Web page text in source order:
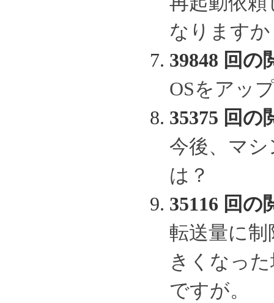
なりますか
39848 回の
OSをアッ
35375 回の
今後、マ
は？
35116 回の
転送量に
きくなっ
ですが。